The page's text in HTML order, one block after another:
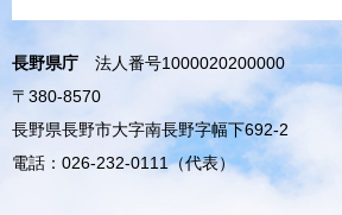
長野県庁
法人番号1000020200000
〒380-8570
長野県長野市大字南長野字幅下692-2
電話：026-232-0111（代表）